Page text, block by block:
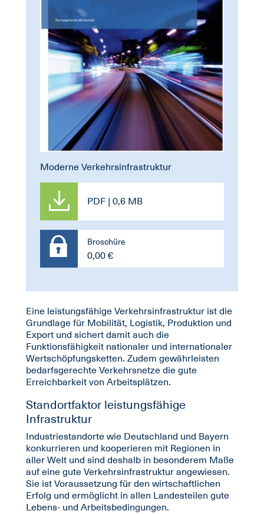
Moderne Verkehrsinfrastruktur
PDF | 0,6 MB
Broschüre
0,00 €
Eine leistungsfähige Verkehrsinfrastruktur ist die
Grundlage für Mobilität, Logistik, Produktion und
Export und sichert damit auch die
Funktionsfähigkeit nationaler und internationaler
Wertschöpfungsketten. Zudem gewährleisten
bedarfsgerechte Verkehrsnetze die gute
Erreichbarkeit von Arbeitsplätzen.
Standortfaktor leistungsfähige
Infrastruktur
Industriestandorte wie Deutschland und Bayern
konkurrieren und kooperieren mit Regionen in
aller Welt und sind deshalb in besonderem Maße
auf eine gute Verkehrsinfrastruktur angewiesen.
Sie ist Voraussetzung für den wirtschaftlichen
Erfolg und ermöglicht in allen Landesteilen gute
Lebens- und Arbeitsbedingungen.